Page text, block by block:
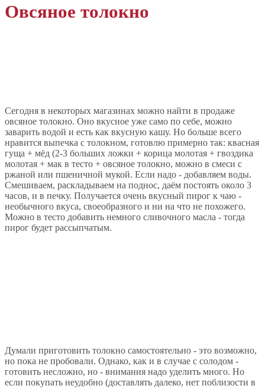
Овсяное толокно
Сегодня в некоторых магазинах можно найти в продаже
овсяное толокно. Оно вкусное уже само по себе, можно
заварить водой и есть как вкусную кашу. Но больше всего
нравится выпечка с толокном, готовлю примерно так: квасная
гуща + мёд (2-3 больших ложки + корица молотая + гвоздика
молотая + мак в тесто + овсяное толокно, можно в смеси с
ржаной или пшеничной мукой. Если надо - добавляем воды.
Смешиваем, раскладываем на поднос, даём постоять около 3
часов, и в печку. Получается очень вкусный пирог к чаю -
необычного вкуса, своеобразного и ни на что не похожего.
Можно в тесто добавить немного сливочного масла - тогда
пирог будет рассыпчатым.
Думали приготовить толокно самостоятельно - это возможно,
но пока не пробовали. Однако, как и в случае с солодом -
готовить несложно, но - внимания надо уделить много. Но
если покупать неудобно (доставлять далеко, нет поблизости в